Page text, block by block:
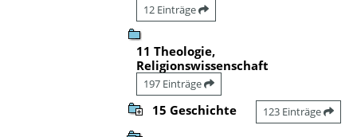
12 Einträge
11 Theologie,
Religionswissenschaft
197 Einträge
15 Geschichte 123 Einträge